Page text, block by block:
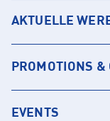
AKTUELLE
PROMOTIONS &
EVENTS